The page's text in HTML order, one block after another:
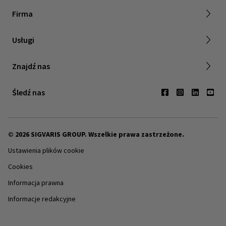
Firma
Praca z nami
Usługi
Relacje inwestorskie
Znajdź nas
Kontakt
Śledź nas
© 2026 SIGVARIS GROUP. Wszelkie prawa zastrzeżone.
Ustawienia plików cookie
Cookies
Informacja prawna
Informacje redakcyjne